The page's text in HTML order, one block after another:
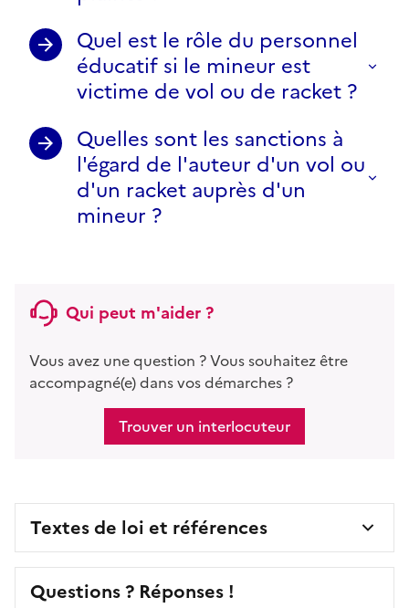
Quel est le rôle du personnel
éducatif si le mineur est
victime de vol ou de racket ?
Quelles sont les sanctions à
l'égard de l'auteur d'un vol ou
d'un racket auprès d'un
mineur ?
Qui peut m'aider ?
Vous avez une question ? Vous souhaitez être
accompagné(e) dans vos démarches ?
Trouver un interlocuteur
Textes de loi et références
Questions ? Réponses !